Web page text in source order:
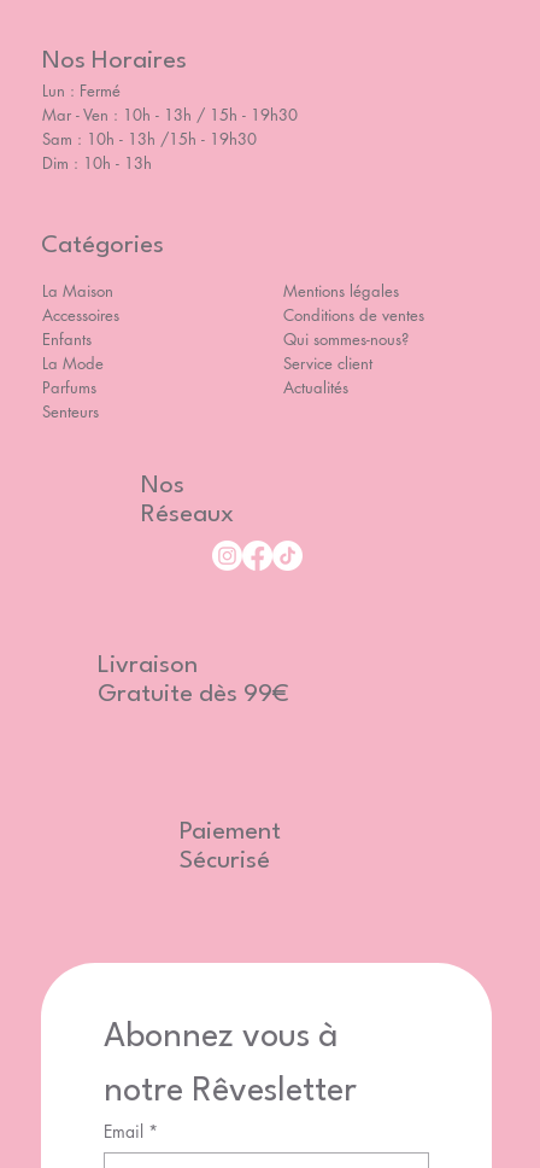
Nos Horaires
Lun : Fermé
Mar - Ven : 10h - 13h / 15h - 19h30
Sam : 10h - 13h /15h - 19h30
Dim : 10h - 13h
Catégories
La Maison
Accessoires
Enfants
La Mode
Parfums
Senteurs
Mentions légales
Conditions de ventes
Qui sommes-nous?
Service client
Actualités
Abonnez vous à
notre Rêvesletter
Email *
Nos
Réseaux
Livraison
Gratuite dès 99€
Paiement
Sécurisé